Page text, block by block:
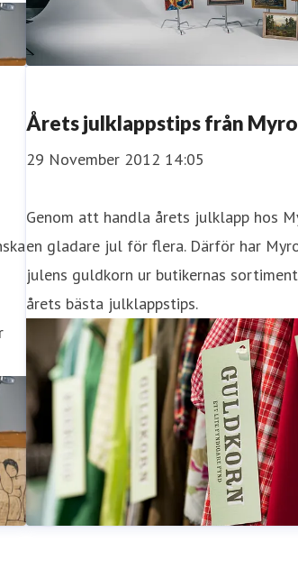
Årets julklappstips från
29 November 2012 14:05
Genom att handla årets julklapp hos
en gladare jul för flera. Därför har
julens guldkorn ur butikernas
årets bästa julklappstips.